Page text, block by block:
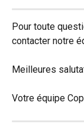
Pour toute
contacter notre
Meilleures
Votre équipe